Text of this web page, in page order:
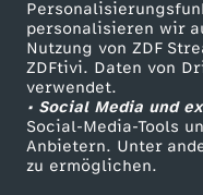
personalisieren wir
Nutzung von ZDF
ZDFtivi. Daten von
verwendet.
• Social Media und
Social-Media-Tools
Anbietern. Unter
zu ermöglichen.